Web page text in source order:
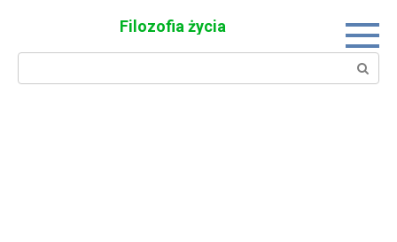
Filozofia życia
Search: